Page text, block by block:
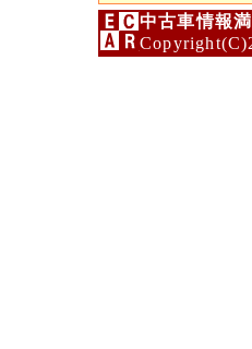
中古車情報